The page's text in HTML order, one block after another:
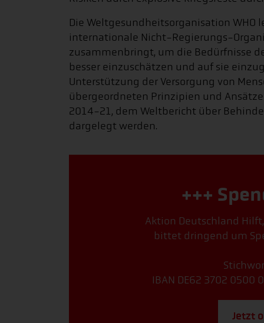
Die Weltgesundheitsorganisation WHO
internationale Nicht-Regierungs-
zusammenbringt, um die Bedürfnisse
besser einzuschätzen und auf sie
Unterstützung der Versorgung von
übergeordneten Prinzipien und
2014-21, dem Weltbericht über
dargelegt werden.
+++
Aktion Deutschland
bittet dringend um
IBAN DE62 3702 0500
Jetzt